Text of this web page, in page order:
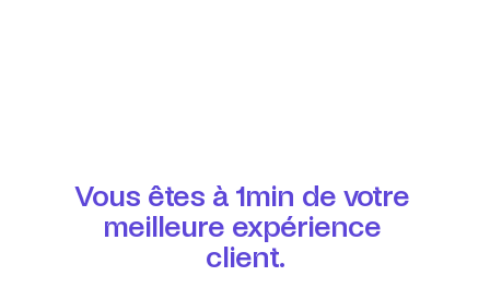
Vous êtes à 1min de votre
meilleure expérience
client.